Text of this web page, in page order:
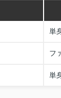
単
フ
単